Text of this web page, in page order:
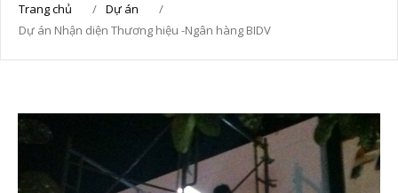
Trang chủ / Dự án
/
Dự án Nhận diện Thương hiệu -Ngân hàng BIDV